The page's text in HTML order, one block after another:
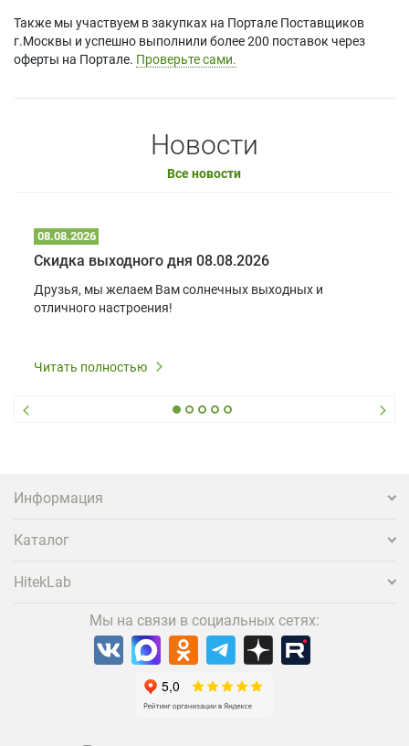
Также мы участвуем в закупках на Портале Поставщиков
г.Москвы и успешно выполнили более 200 поставок через
оферты на Портале. Проверьте сами.
Новости
Все новости
08.08.2026
Скидка выходного дня 08.08.2026
Друзья, мы желаем Вам солнечных выходных и
отличного настроения!
Читать полностью
Информация
Каталог
HitekLab
Мы на связи в социальных сетях: